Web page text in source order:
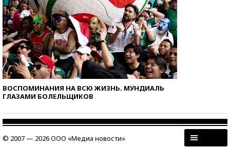
ВОСПОМИНАНИЯ НА ВСЮ ЖИЗНЬ. МУНДИАЛЬ
ГЛАЗАМИ БОЛЕЛЬЩИКОВ
© 2007 — 2026 ООО «Медиа новости»